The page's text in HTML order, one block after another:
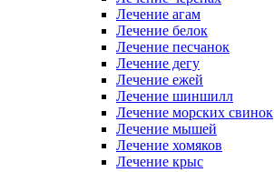
Лечение агам
Лечение белок
Лечение песчанок
Лечение дегу
Лечение ежей
Лечение шиншилл
Лечение морских свинок
Лечение мышей
Лечение хомяков
Лечение крыс